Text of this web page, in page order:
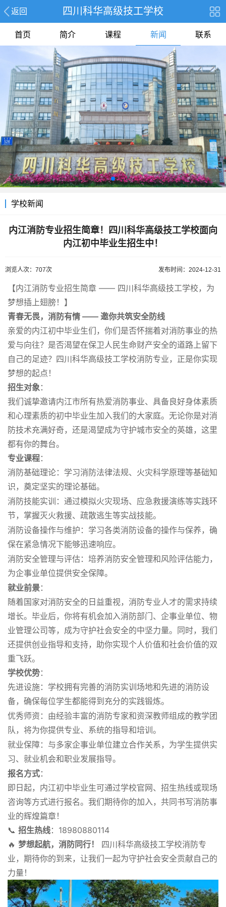
返回 四川科华高级技工学校
首页 简介 课程 新闻 联系
学校新闻
内江消防专业招生简章！四川科华高级技工学校面向
内江初中毕业生招生中！
浏览人次：707次 发布时间：2024-12-31
【内江消防专业招生简章 —— 四川科华高级技工学校，为
梦想插上翅膀！】
青春无畏，消防有情 —— 邀你共筑安全防线
亲爱的内江初中毕业生们，你们是否怀揣着对消防事业的热
爱与向往？是否渴望在保卫人民生命财产安全的道路上留下
自己的足迹？四川科华高级技工学校消防专业，正是你实现
梦想的起点！
招生对象：
我们诚挚邀请内江市所有热爱消防事业、具备良好身体素质
和心理素质的初中毕业生加入我们的大家庭。无论你是对消
防技术充满好奇，还是渴望成为守护城市安全的英雄，这里
都有你的舞台。
专业课程：
消防基础理论：学习消防法律法规、火灾科学原理等基础知
识，奠定坚实的理论基础。
消防技能实训 ：通过模拟火灾现场、应急救援演练等实践环
节，掌握灭火救援、疏散逃生等实战技能。
消防设备操作与维护 ：学习各类消防设备的操作与保养，确
保在紧急情况下能够迅速响应。
消防安全管理与评估：培养消防安全管理和风险评估能力，
为企事业单位提供安全保障。
就业前景：
随着国家对消防安全的日益重视，消防专业人才的需求持续
增长。毕业后，你将有机会加入消防部门、企事业单位、物
业管理公司等，成为守护社会安全的中坚力量。同时，我们
还提供创业指导和支持，助你实现个人价值和社会价值的双
重飞跃。
学校优势：
先进设施：学校拥有完善的消防实训场地和先进的消防设
备，确保每位学生都能得到充分的实践锻炼。
优秀师资 ：由经验丰富的消防专家和资深教师组成的教学团
队，将为你提供专业、系统的指导和培训。
就业保障：与多家企事业单位建立合作关系，为学生提供实
习、就业机会和职业发展指导。
报名方式：
即日起，内江初中毕业生可通过学校官网、招生热线或现场
咨询等方式进行报名。我们期待你的加入，共同书写消防事
业的辉煌篇章！
📞 招生热线：18980880114
🔥 梦想起航，消防同行！
四川科华高级技工学校消防专
业，期待你的到来，让我们一起为守护社会安全贡献自己的
力量！